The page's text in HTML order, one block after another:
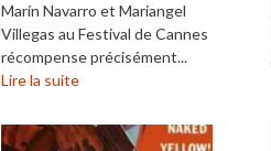
Marín Navarro et Mariangel
Villegas au Festival de Cannes
récompense précisément...
Lire la suite